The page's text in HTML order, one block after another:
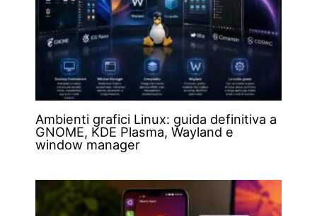
Ambienti grafici Linux: guida definitiva a
GNOME, KDE Plasma, Wayland e
window manager